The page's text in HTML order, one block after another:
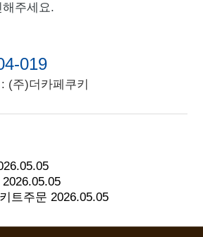
주세요.
019
(주)더카페쿠키
2026.05.05
트주문 2026.05.05